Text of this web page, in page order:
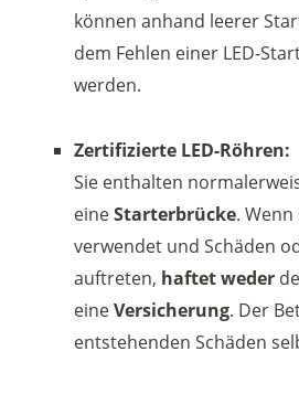
können anhand leerer
dem Fehlen einer LED-
werden.
Zertifizierte LED-Röhren:
Sie enthalten
eineStarterbrücke.
verwendet und Schäden
auftreten, haftet weder
eineVersicherung. Der
entstehenden Schäden